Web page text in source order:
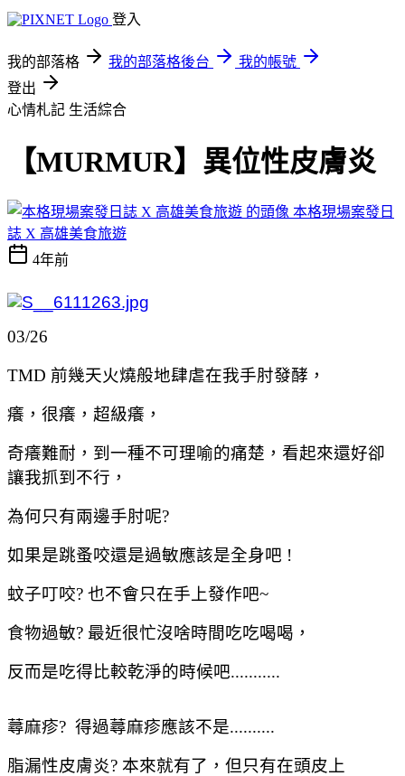
登入
我的部落格 我的部落格後台
我的帳號
登出
心情札記 生活綜合
【MURMUR】異位性皮膚炎
本格現場案發日
誌 X 高雄美食旅遊
4年前
03/26
TMD 前幾天火燒般地肆虐在我手肘發酵，
癢，很癢，超級癢，
奇癢難耐，到一種不可理喻的痛楚，看起來還好卻
讓我抓到不行，
為何只有兩邊手肘呢?
如果是跳蚤咬還是過敏應該是全身吧 !
蚊子叮咬? 也不會只在手上發作吧~
食物過敏? 最近很忙沒啥時間吃吃喝喝，
反而是吃得比較乾淨的時候吧...........
蕁麻疹? 得過蕁麻疹應該不是..........
脂漏性皮膚炎? 本來就有了，但只有在頭皮上